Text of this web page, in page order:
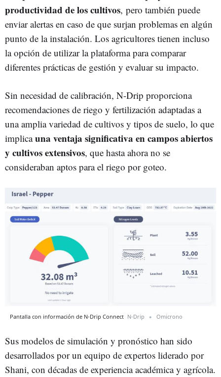
productividad de los cultivos, pero también puede
enviar alertas en caso de que surjan problemas en algún
punto de la instalación. Los agricultores tienen incluso
la opción de utilizar la plataforma para comparar
diferentes prácticas de gestión y evaluar su impacto.
Sin necesidad de calibración, N-Drip proporciona
recomendaciones de riego y fertilización adaptadas a
una amplia variedad de cultivos y tipos de suelo, lo que
implicauna ventaja significativa en campos abiertos
y cultivos extensivos, que hasta ahora no se
consideraban aptos para el riego por goteo.
Pantalla con información de N-Drip Connect N-Drip Omicrono
Sus modelos de simulación y pronóstico han sido
desarrollados por un equipo de expertos liderado por
Shani, con décadas de experiencia académica y agrícola.